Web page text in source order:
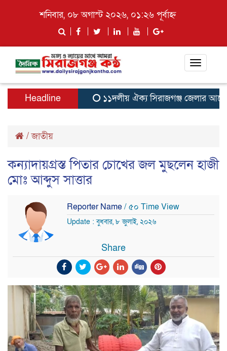
শনিবার, ০৮ অগাস্ট ২০২৬, ০১:২৬ পূর্বাহ্ন
Toggle
Headline
১১দলীয় ঐক্য সিরাজগঞ্জ জেলার
/জাতীয়
কন্যাদায়গ্রস্ত পিতার চোখের জল মুছলেন হাজী
মোঃ আব্দুস সাত্তার
Reporter Name/ ৫০ Time View
Update : বুধবার, ৮ জুলাই, ২০২৬
Share